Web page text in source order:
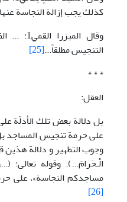
كذلك يجب إزالة النجاسة
وقال
التنجيس مطلقاً...[25]
* * *
العقل:
بل دلالة بعض تلك الأدلّة
على حرمة تنجيس المساجد
وجوب التطهير و دلالة هذين
مساجدكم النجاسة»، على
[26]